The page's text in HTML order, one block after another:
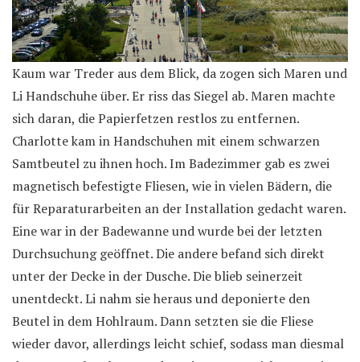
Kaum war Treder aus dem Blick, da zogen sich Maren und
Li Handschuhe über. Er riss das Siegel ab. Maren machte
sich daran, die Papierfetzen restlos zu entfernen.
Charlotte kam in Handschuhen mit einem schwarzen
Samtbeutel zu ihnen hoch. Im Badezimmer gab es zwei
magnetisch befestigte Fliesen, wie in vielen Bädern, die
für Reparaturarbeiten an der Installation gedacht waren.
Eine war in der Badewanne und wurde bei der letzten
Durchsuchung geöffnet. Die andere befand sich direkt
unter der Decke in der Dusche. Die blieb seinerzeit
unentdeckt. Li nahm sie heraus und deponierte den
Beutel in dem Hohlraum. Dann setzten sie die Fliese
wieder davor, allerdings leicht schief, sodass man diesmal